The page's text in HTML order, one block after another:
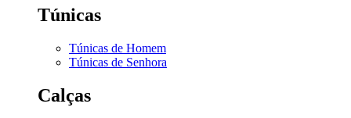
Túnicas
Túnicas de Homem
Túnicas de Senhora
Calças